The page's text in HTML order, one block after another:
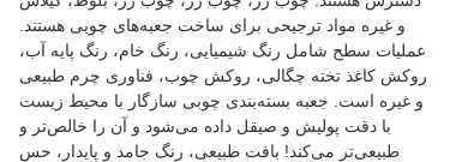
و غیره مواد ترجیحی برای ساخت جعبه‌های چوبی هستند.
عملیات سطح شامل رنگ شیمیایی، رنگ خام، رنگ پایه آب،
روکش کاغذ تخته چگالی، روکش چوب، فناوری چرم طبیعی
و غیره است. جعبه بسته‌بندی چوبی سازگار با محیط زیست
با دقت پولیش و صیقل داده می‌شود و آن را خالص‌تر و
طبیعی‌تر می‌کند! بافت طبیعی، رنگ جامد و پایدار، حس